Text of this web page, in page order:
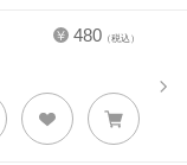
480 （税込）